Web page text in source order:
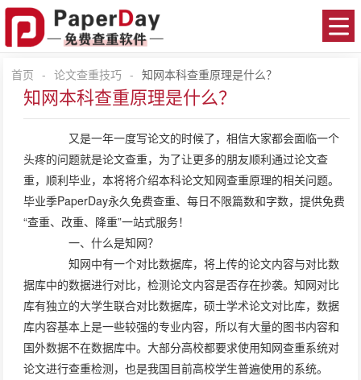
首页 - 论文查重技巧 - 知网本科查重原理是什么？
知网本科查重原理是什么？
又是一年一度写论文的时候了，相信大家都会面临一个
头疼的问题就是论文查重，为了让更多的朋友顺利通过论文查
重，顺利毕业，本将将介绍本科论文知网查重原理的相关问题。
毕业季PaperDay永久免费查重、每日不限篇数和字数，提供免费
“查重、改重、降重”一站式服务！
一、什么是知网？
知网中有一个对比数据库，将上传的论文内容与对比数
据库中的数据进行对比，检测论文内容是否存在抄袭。知网对比
库有独立的大学生联合对比数据库，硕士学术论文对比库，数据
库内容基本上是一些较强的专业内容，所以有大量的图书内容和
国外数据不在数据库中。大部分高校都要求使用知网查重系统对
论文进行查重检测，也是我国目前高校学生普遍使用的系统。